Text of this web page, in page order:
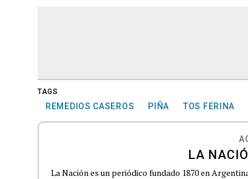
TAGS
REMEDIOS CASEROS PIÑA TOS FERINA
LA
La Nación es un periódico fundado 1870 en